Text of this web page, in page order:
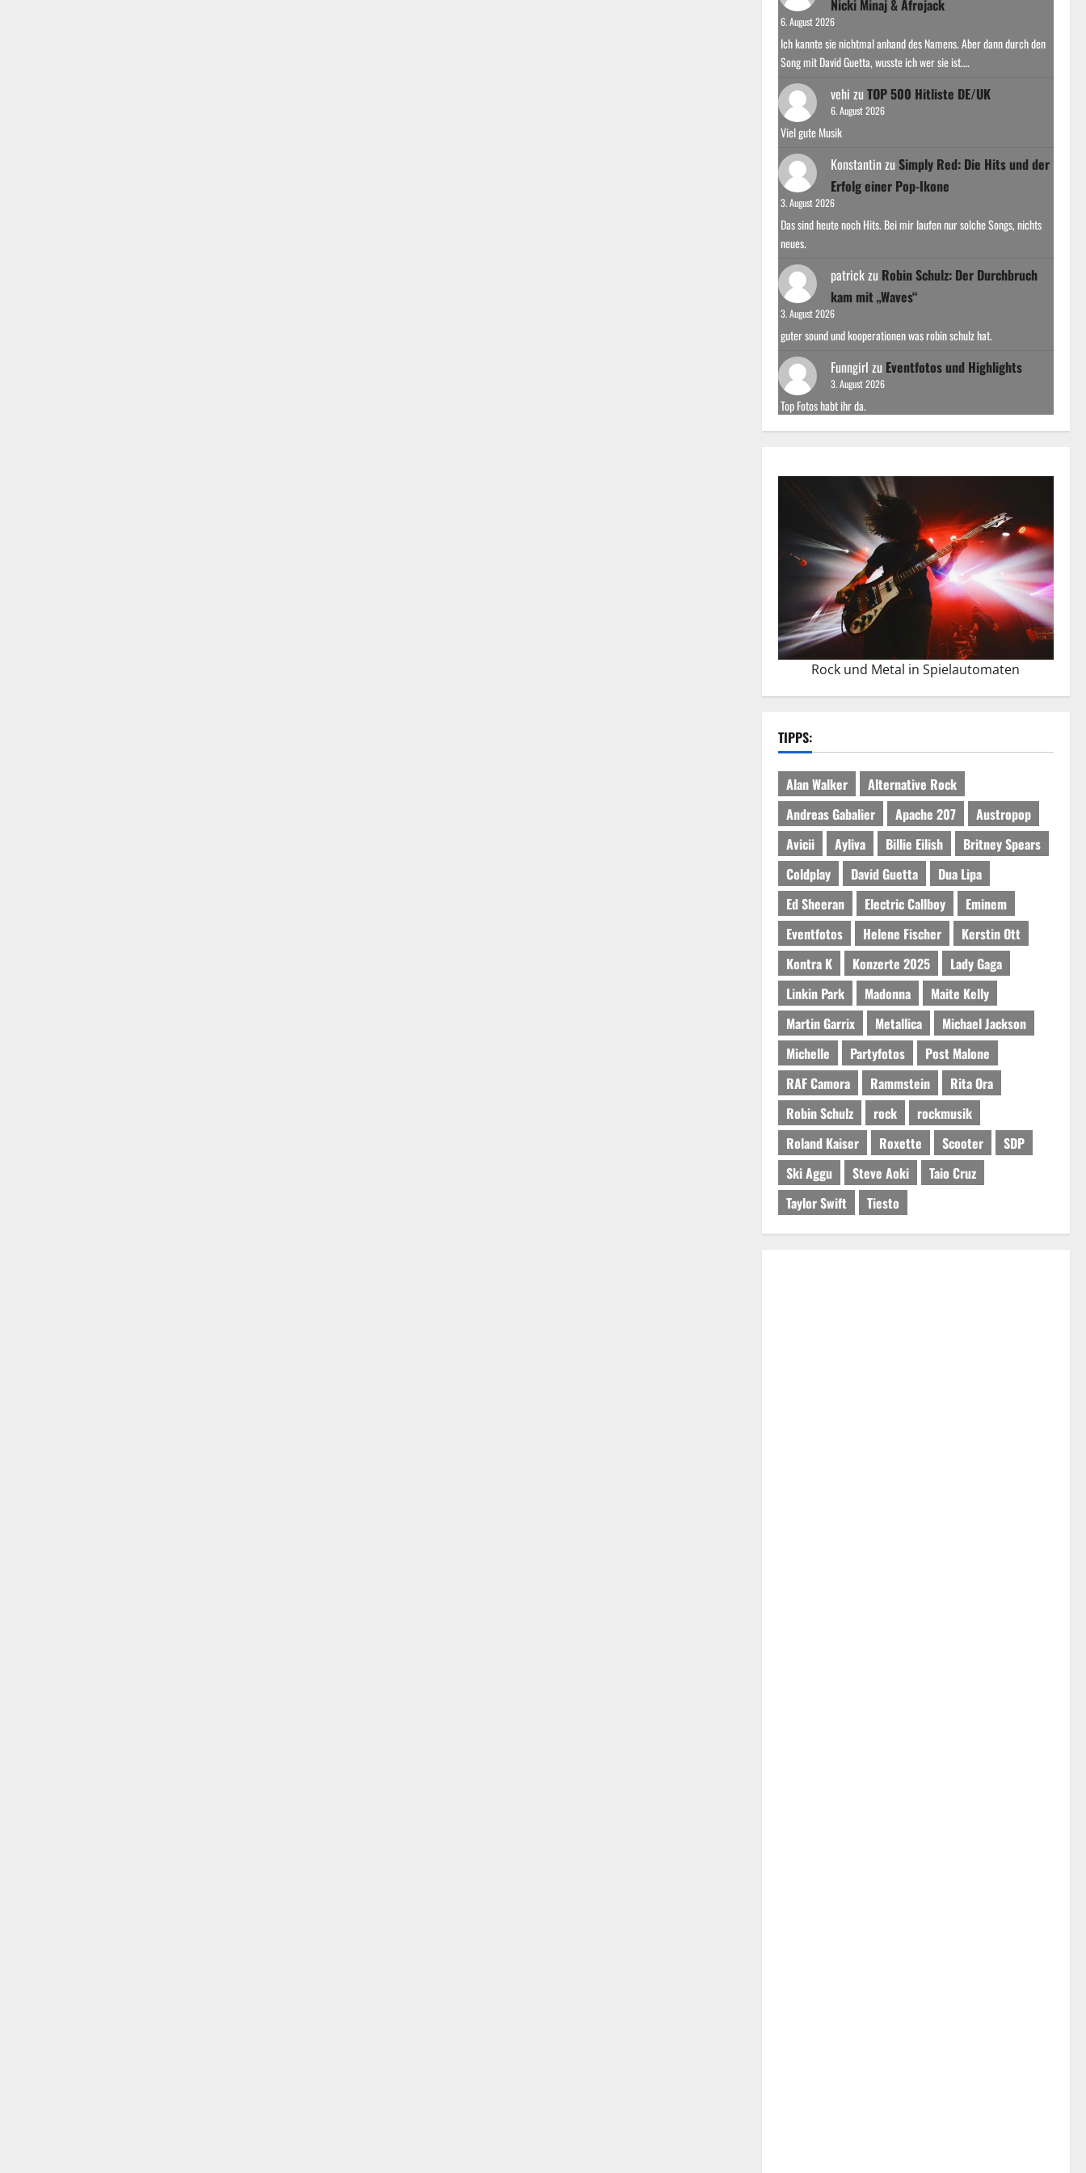
Nicki Minaj & Afrojack
6. August 2026
Ich kannte sie nichtmal anhand des Namens. Aber dann durch den
Song mit David Guetta, wusste ich wer sie ist.…
vehi zu TOP 500 Hitliste DE/UK
6. August 2026
Viel gute Musik
Konstantinzu Simply Red: Die Hits und der
Erfolg einer Pop-Ikone
3. August 2026
Das sind heute noch Hits. Bei mir laufen nur solche Songs, nichts
neues.
patrickzu Robin Schulz: Der Durchbruch
kam mit „Waves“
3. August 2026
guter sound und kooperationen was robin schulz hat.
Funngirl zu Eventfotos und Highlights
3. August 2026
Top Fotos habt ihr da.
Rock und Metal in Spielautomaten
TIPPS:
Alan Walker
Alternative Rock
Andreas Gabalier
Apache 207
Austropop
Avicii
Ayliva Billie Eilish
Britney Spears
Coldplay
David Guetta
Dua Lipa
Ed Sheeran
Electric Callboy
Eminem
Eventfotos
Helene Fischer
Kerstin Ott
Kontra K
Konzerte 2025
Lady Gaga
Linkin Park
Madonna
Maite Kelly
Martin Garrix
Metallica
Michael Jackson
Michelle
Partyfotos
Post Malone
RAF Camora
Rammstein
Rita Ora
Robin Schulz
rock
rockmusik
Roland Kaiser
Roxette Scooter
SDP
Ski Aggu
Steve Aoki
Taio Cruz
Taylor Swift
Tiesto